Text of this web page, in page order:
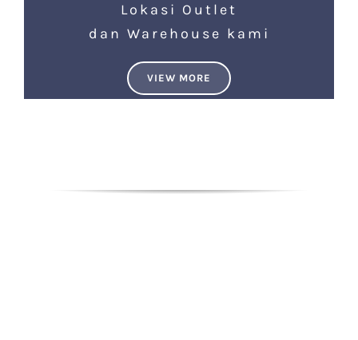
Lokasi Outlet
dan Warehouse kami
VIEW MORE